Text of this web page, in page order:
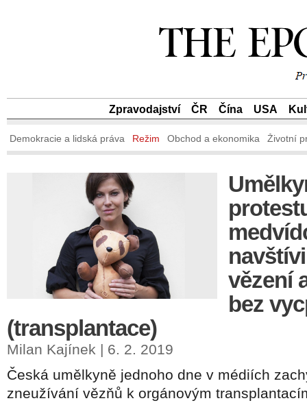
Zpravodajství ČR Čína USA
Demokracie a lidská práva Režim Obchod a ekonomika Životní
vězení
bez
(transplantace)
Milan Kajínek | 6. 2. 2019
Česká umělkyně jednoho dne v médiích
zneužívání vězňů k orgánovým